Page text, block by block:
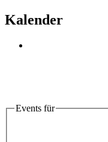
Kalender
Events für